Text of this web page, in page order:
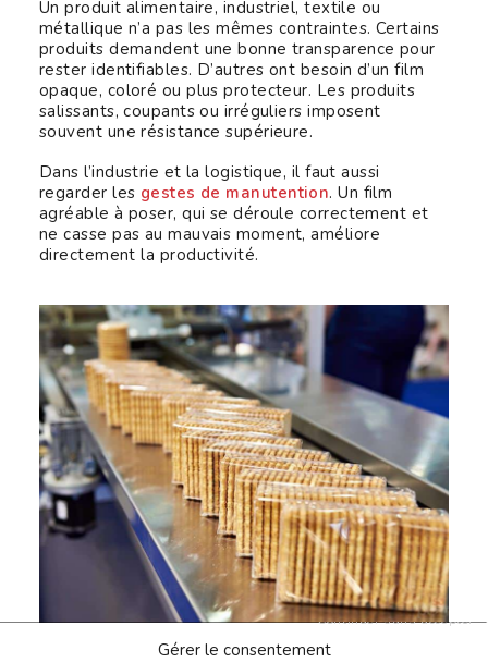
Gérer le consentement
Continuer sans accepter
Un produit alimentaire, industriel, textile ou
métallique n’a pas les mêmes contraintes. Certains
produits demandent une bonne transparence pour
rester identifiables. D’autres ont besoin d’un film
opaque, coloré ou plus protecteur. Les produits
salissants, coupants ou irréguliers imposent
souvent une résistance supérieure.
Dans l’industrie et la logistique, il faut aussi
regarder les gestes de manutention. Un film
agréable à poser, qui se déroule correctement et
ne casse pas au mauvais moment, améliore
directement la productivité.